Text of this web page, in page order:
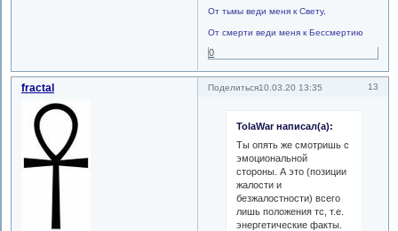
От тьмы веди меня к Свету,
От смерти веди меня к Бессмертию
0
Поделиться 13
10.03.20 13:35
fractal
TolaWar написал(а):
Ты опять же смотришь с
эмоциональной
стороны. А это (позиции
жалости и
безжалостности) всего
лишь положения тс, т.е.
энергетические факты.